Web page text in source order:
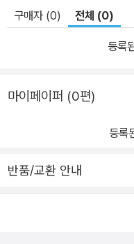
구매자 (0) 전체 (0)
등록
마이페이퍼 (0편)
등록
반품/교환 안내